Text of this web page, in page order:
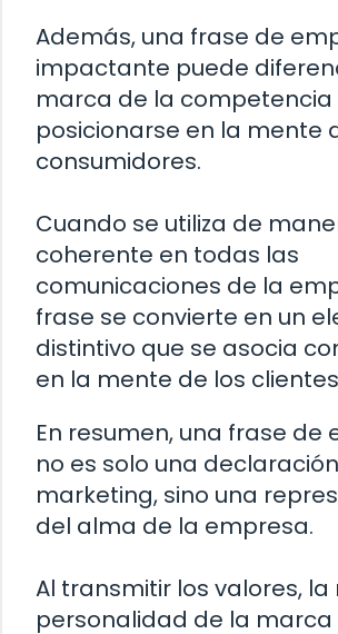
Además, una frase de
impactante puede
marca de la competencia
posicionarse en la mente
consumidores.
Cuando se utiliza de
coherente en todas las
comunicaciones de la
frase se convierte en un
distintivo que se asocia
en la mente de los
En resumen, una frase de
no es solo una
marketing, sino una
del alma de la empresa.
Al transmitir los valores, la
personalidad de la marca